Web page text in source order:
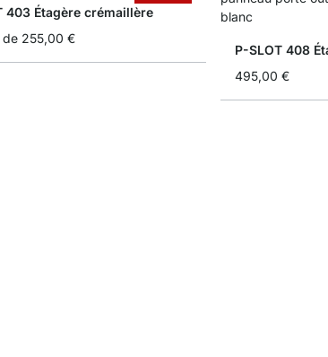
403 Étagère crémaillère
de 255,00 €
495,00 €